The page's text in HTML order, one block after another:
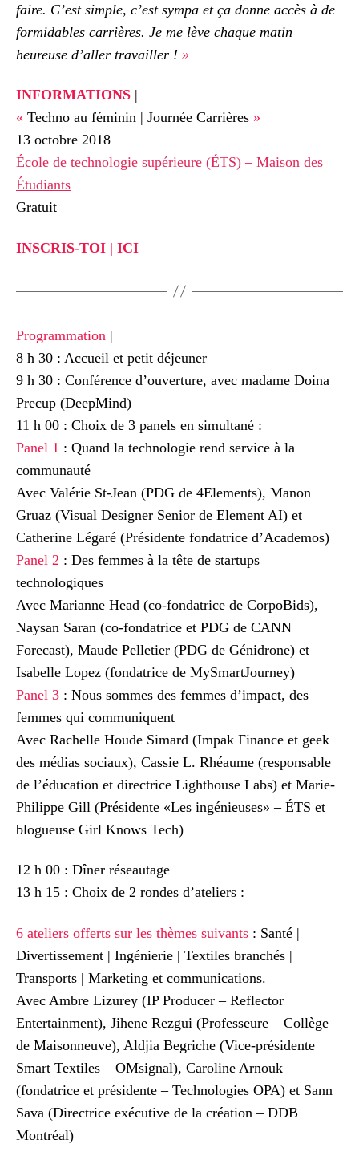
faire. C’est simple, c’est sympa et ça donne accès à de
formidables carrières. Je me lève chaque matin
heureuse d’aller travailler ! »
INFORMATIONS |
« Techno au féminin | Journée Carrières »
13 octobre 2018
École de technologie supérieure (ÉTS) – Maison des
Étudiants
Gratuit
INSCRIS-TOI | ICI
Programmation |
8 h 30 : Accueil et petit déjeuner
9 h 30 : Conférence d’ouverture, avec madame Doina
Precup (DeepMind)
11 h 00 : Choix de 3 panels en simultané :
Panel 1 : Quand la technologie rend service à la
communauté
Avec Valérie St-Jean (PDG de 4Elements), Manon
Gruaz (Visual Designer Senior de Element AI) et
Catherine Légaré (Présidente fondatrice d’Academos)
Panel 2 : Des femmes à la tête de startups
technologiques
Avec Marianne Head (co-fondatrice de CorpoBids),
Naysan Saran (co-fondatrice et PDG de CANN
Forecast), Maude Pelletier (PDG de Génidrone) et
Isabelle Lopez (fondatrice de MySmartJourney)
Panel 3 : Nous sommes des femmes d’impact, des
femmes qui communiquent
Avec Rachelle Houde Simard (Impak Finance et geek
des médias sociaux), Cassie L. Rhéaume (responsable
de l’éducation et directrice Lighthouse Labs) et Marie-
Philippe Gill (Présidente «Les ingénieuses» – ÉTS et
blogueuse Girl Knows Tech)
12 h 00 : Dîner réseautage
13 h 15 : Choix de 2 rondes d’ateliers :
6 ateliers offerts sur les thèmes suivants : Santé |
Divertissement | Ingénierie | Textiles branchés |
Transports | Marketing et communications.
Avec Ambre Lizurey (IP Producer – Reflector
Entertainment), Jihene Rezgui (Professeure – Collège
de Maisonneuve), Aldjia Begriche (Vice-présidente
Smart Textiles – OMsignal), Caroline Arnouk
(fondatrice et présidente – Technologies OPA) et Sann
Sava (Directrice exécutive de la création – DDB
Montréal)